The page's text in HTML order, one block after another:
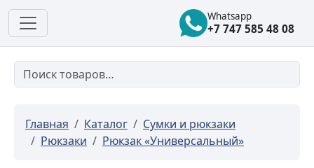
Whatsapp
+7 747 585 48 08
Главная Каталог
Сумки и рюкзаки
Рюкзаки
Рюкзак «Универсальный»